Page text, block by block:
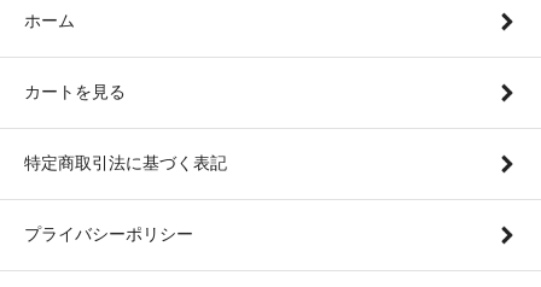
ホーム
カートを見る
特定商取引法に基づく表記
プライバシーポリシー